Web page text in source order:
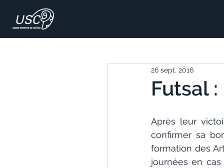
Futsal
26 sept. 2016
Après leur
confirmer sa
formation des
journées en